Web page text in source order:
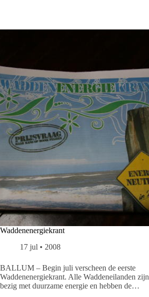
Waddenenergiekrant
17 jul • 2008
BALLUM – Begin juli verscheen de eerste
Waddenenergiekrant. Alle Waddeneilanden
bezig met duurzame energie en hebben de…